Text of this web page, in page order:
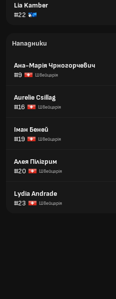
Lia Kamber
#22
Нападники
Ана-Марія Чрногорчевич
#9
Швейцарія
Aurelie Csillag
#16
Швейцарія
Іман Беней
#19
Швейцарія
Алея Пілігрим
#20
Швейцарія
Lydia Andrade
#23
Швейцарія